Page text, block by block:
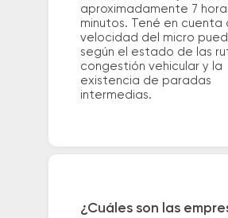
aproximadamente 7
minutos. Tené en cuenta
velocidad del micro
según el estado de las
congestión vehicular y la
existencia de paradas
intermedias.
¿Cuáles son las